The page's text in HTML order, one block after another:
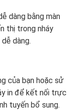
dàng bằng màn
thị trong nháy
dàng.
của bạn hoặc sử
in để kết nối trực
tuyến bổ sung.